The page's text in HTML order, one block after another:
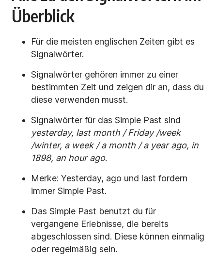
Überblick
Für die meisten englischen Zeiten gibt es
Signalwörter.
Signalwörter gehören immer zu einer
bestimmten Zeit und zeigen dir an, dass du
diese verwenden musst.
Signalwörter für das Simple Past sind
yesterday, last month / Friday /week
/winter, a week / a month / a year ago, in
1898, an hour ago.
Merke: Yesterday, ago und last fordern
immer Simple Past.
Das Simple Past benutzt du für
vergangene Erlebnisse, die bereits
abgeschlossen sind. Diese können einmalig
oder regelmäßig sein.